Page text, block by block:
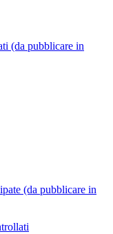
(da pubblicare in
(da pubblicare in